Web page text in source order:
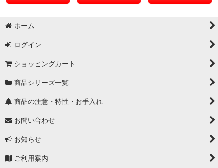
ホーム
ログイン
ショッピングカート
商品シリーズ一覧
商品の注意・特性・お手入れ
お問い合わせ
お知らせ
ご利用案内